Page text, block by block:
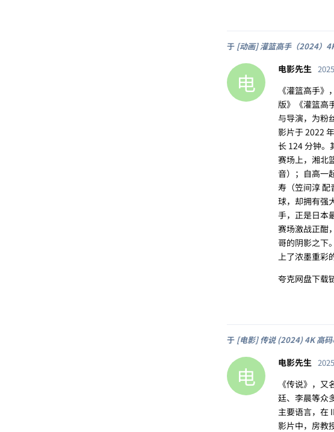
于 [动画] 灌篮高手（2024）
电 电影先生
《灌篮高手
版》《灌篮高
与导演，为粉
影片于 2022
长 124 分钟。
赛场上，湘北
音）；自高一
寿（笠间淳 配
球，却拥有强
手，正是日本
赛场激战正酣
哥的阴影之下
上了浓墨重彩
夸克网盘下载
于 [电影] 传说 (2024) 4K 高
电 电影先生
《传说》，
廷、李晨等众
主要语言，在
影片中，房教